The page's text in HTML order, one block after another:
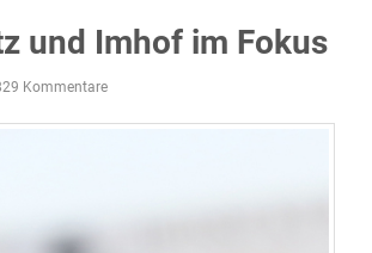
und Imhof im Fokus
Kommentare